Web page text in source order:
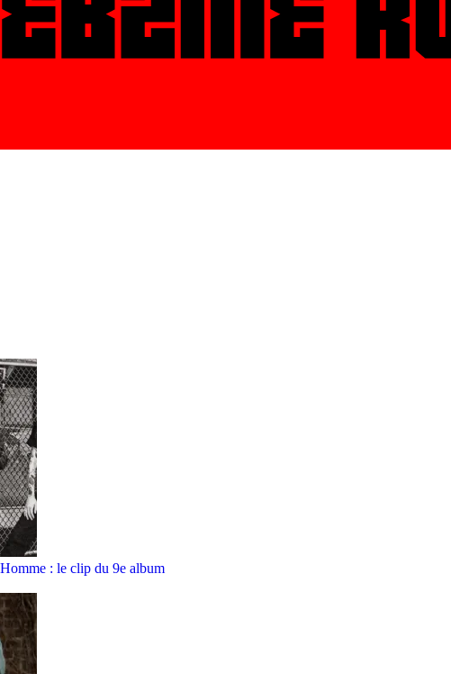
: le clip du 9e album